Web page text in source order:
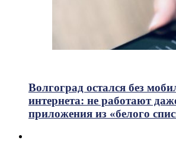
Волгоград остался без
интернета: не работают
приложения из «белого